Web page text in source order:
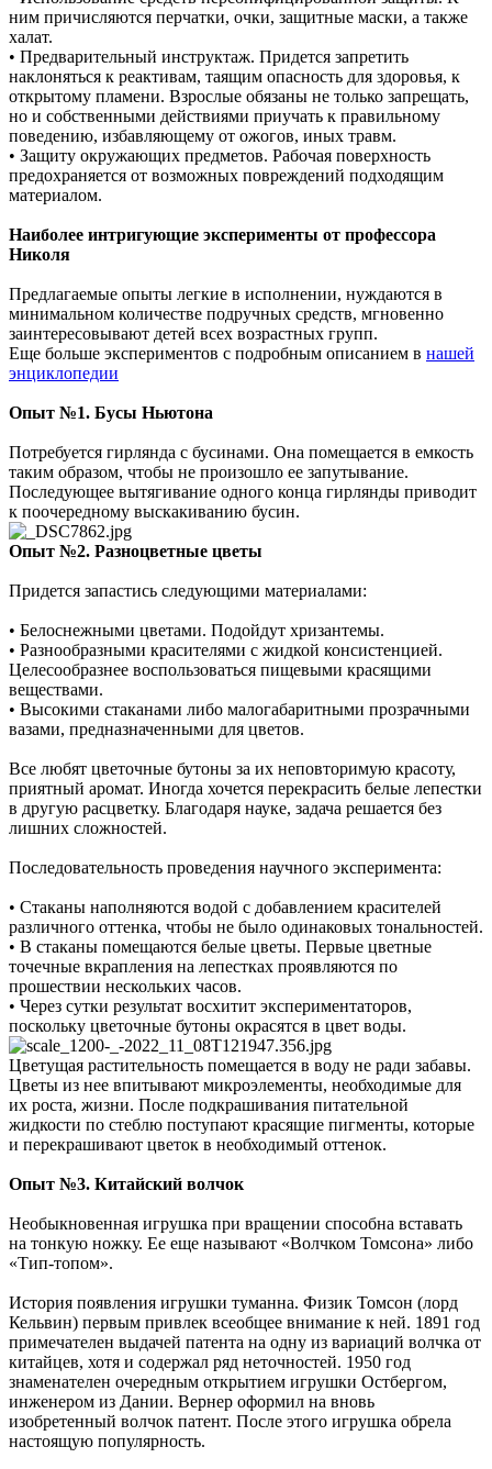
ним причисляются перчатки, очки, защитные маски, а также
халат.
• Предварительный инструктаж. Придется запретить
наклоняться к реактивам, таящим опасность для здоровья, к
открытому пламени. Взрослые обязаны не только запрещать,
но и собственными действиями приучать к правильному
поведению, избавляющему от ожогов, иных травм.
• Защиту окружающих предметов. Рабочая поверхность
предохраняется от возможных повреждений подходящим
материалом.
Наиболее интригующие эксперименты от профессора
Николя
Предлагаемые опыты легкие в исполнении, нуждаются в
минимальном количестве подручных средств, мгновенно
заинтересовывают детей всех возрастных групп.
Еще больше экспериментов с подробным описанием в нашей
энциклопедии
Опыт №1. Бусы Ньютона
Потребуется гирлянда с бусинами. Она помещается в емкость
таким образом, чтобы не произошло ее запутывание.
Последующее вытягивание одного конца гирлянды приводит
к поочередному выскакиванию бусин.
Опыт №2. Разноцветные цветы
Придется запастись следующими материалами:
• Белоснежными цветами. Подойдут хризантемы.
• Разнообразными красителями с жидкой консистенцией.
Целесообразнее воспользоваться пищевыми красящими
веществами.
• Высокими стаканами либо малогабаритными прозрачными
вазами, предназначенными для цветов.
Все любят цветочные бутоны за их неповторимую красоту,
приятный аромат. Иногда хочется перекрасить белые лепестки
в другую расцветку. Благодаря науке, задача решается без
лишних сложностей.
Последовательность проведения научного эксперимента:
• Стаканы наполняются водой с добавлением красителей
различного оттенка, чтобы не было одинаковых тональностей.
• В стаканы помещаются белые цветы. Первые цветные
точечные вкрапления на лепестках проявляются по
прошествии нескольких часов.
• Через сутки результат восхитит экспериментаторов,
поскольку цветочные бутоны окрасятся в цвет воды.
Цветущая растительность помещается в воду не ради забавы.
Цветы из нее впитывают микроэлементы, необходимые для
их роста, жизни. После подкрашивания питательной
жидкости по стеблю поступают красящие пигменты, которые
и перекрашивают цветок в необходимый оттенок.
Опыт №3. Китайский волчок
Необыкновенная игрушка при вращении способна вставать
на тонкую ножку. Ее еще называют «Волчком Томсона» либо
«Тип-топом».
История появления игрушки туманна. Физик Томсон (лорд
Кельвин) первым привлек всеобщее внимание к ней. 1891 год
примечателен выдачей патента на одну из вариаций волчка от
китайцев, хотя и содержал ряд неточностей. 1950 год
знаменателен очередным открытием игрушки Остбергом,
инженером из Дании. Вернер оформил на вновь
изобретенный волчок патент. После этого игрушка обрела
настоящую популярность.